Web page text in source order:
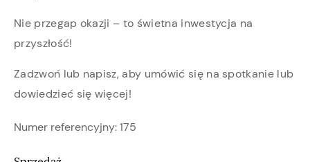
Numer referencyjny:175
Nie przegap okazji – to świetna inwestycja na
przyszłość!
Zadzwoń lub napisz, aby umówić się na spotkanie lub
dowiedzieć się więcej!